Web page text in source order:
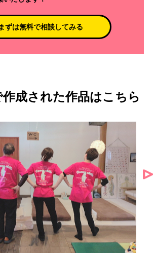
ずは無料で相談してみる
作成された作品はこちら